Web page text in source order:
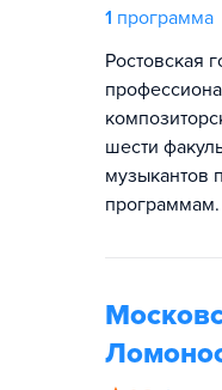
1 программа
Ростовская
шести
музыкантов
программам.